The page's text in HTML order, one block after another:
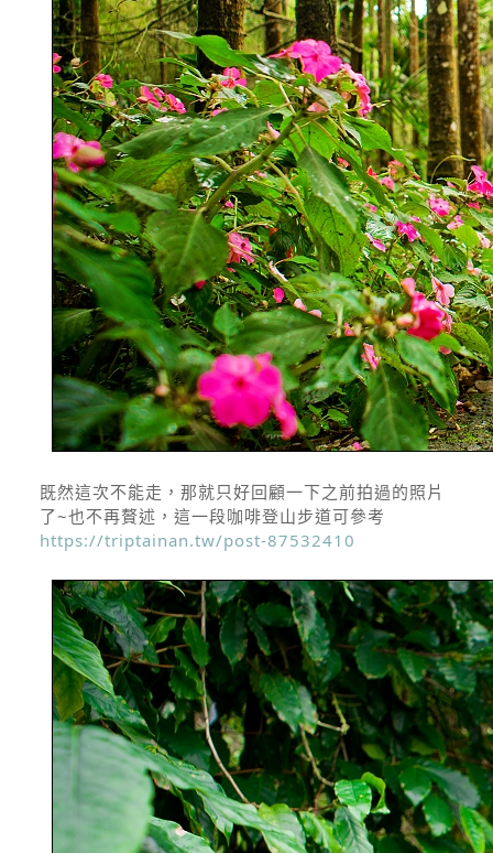
既然這次不能走，那就只好回顧一下之前拍過的照片
了~也不再贅述，這一段咖啡登山步道可參考
https://triptainan.tw/post-87532410